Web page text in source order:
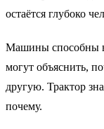
остаётся глубоко
Машины способны
могут объяснить,
другую. Трактор
почему.